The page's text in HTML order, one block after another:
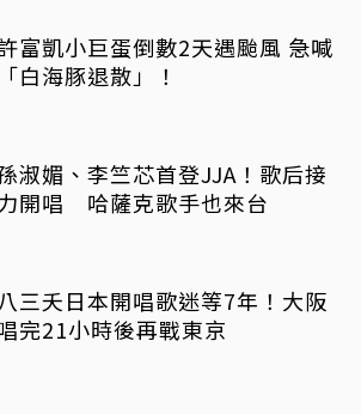
富凱小巨蛋倒數2天遇颱風 急喊
「白海豚退散」！
淑媚、李竺芯首登JJA！歌后接
開唱 哈薩克歌手也來台
八三夭日本開唱歌迷等7年！大阪
完21小時後再戰東京